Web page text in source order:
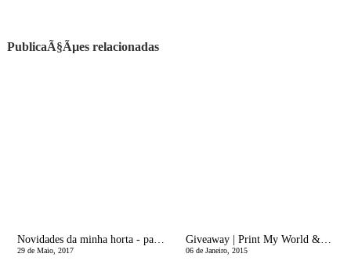
PublicaÃ§Ãµes relacionadas
Novidades da minha horta - parte II
29 de Maio, 2017
Giveaway | Print My World & Eu, MÃ£e
06 de Janeiro, 2015